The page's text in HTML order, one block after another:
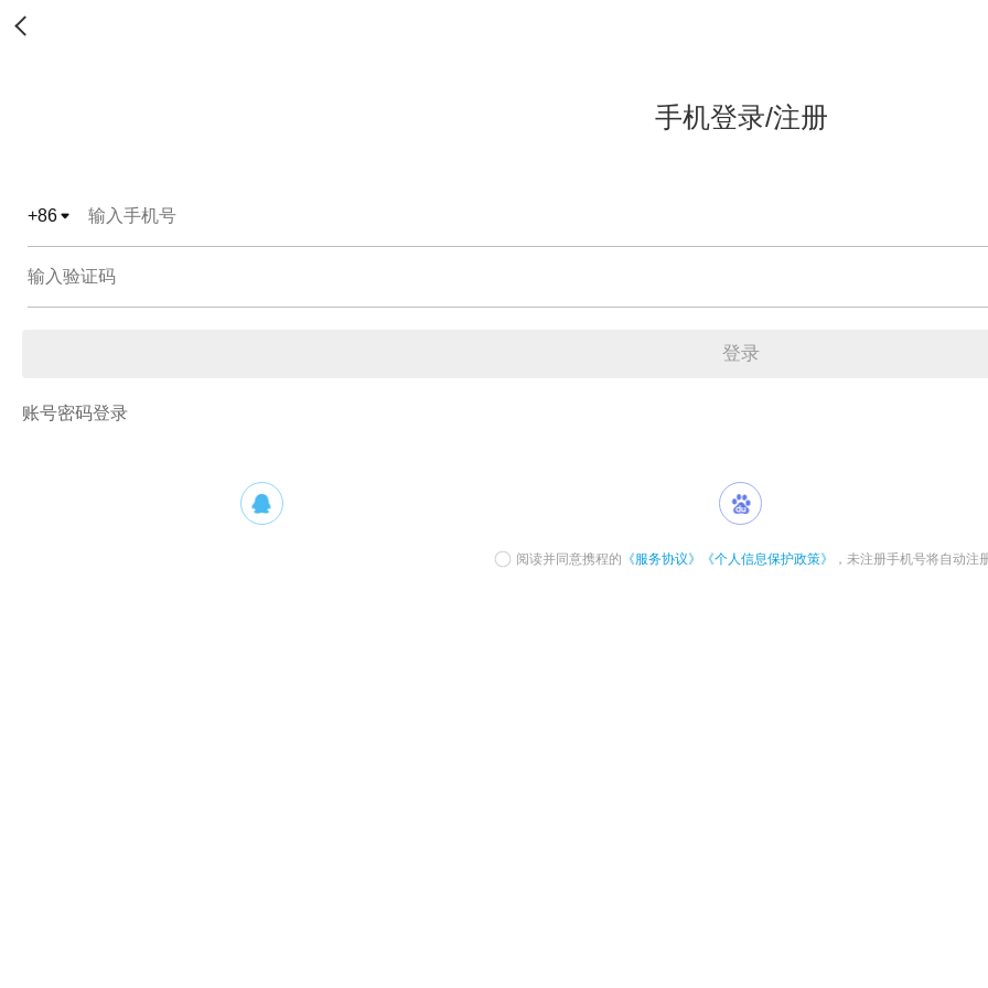
手机登录/注册
+86
登录
账号密码登录
阅读并同意携程的 《服务协议》 《个人信息保护政策》 ，未注册手机号将自动注